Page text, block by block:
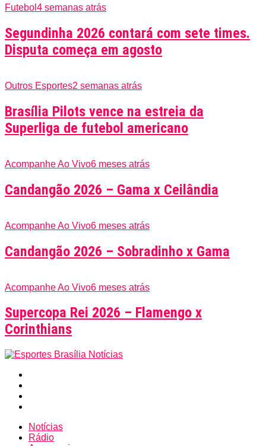
Futebol 4 semanas atrás
Segundinha 2026 contará com sete times.
Disputa começa em agosto
Outros Esportes2 semanas atrás
Brasília Pilots vence na estreia da
Superliga de futebol americano
Acompanhe Ao Vivo6 meses atrás
Candangão 2026 – Gama x Ceilândia
Acompanhe Ao Vivo6 meses atrás
Candangão 2026 – Sobradinho x Gama
Acompanhe Ao Vivo6 meses atrás
Supercopa Rei 2026 – Flamengo x
Corinthians
Notícias
Rádio